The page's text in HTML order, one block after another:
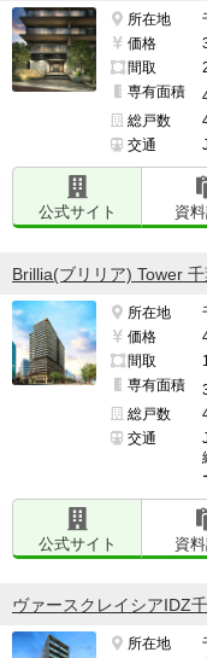
所在地
価格
間取
専有面積
総戸数
交通
公式サイト 資
Brillia(ブリリア) Tower
所在地
価格
間取
専有面積
総戸数
交通
公式サイト 資
ヴァースクレイシアIDZ
所在地